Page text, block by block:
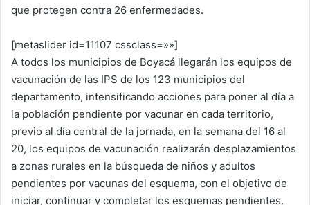
que protegen contra 26 enfermedades.
[metaslider id=11107 cssclass=»»]
A todos los municipios de Boyacá llegarán los equipos de
vacunación de las IPS de los 123 municipios del
departamento, intensificando acciones para poner al día a
la población pendiente por vacunar en cada territorio,
previo al día central de la jornada, en la semana del 16 al
20, los equipos de vacunación realizarán desplazamientos
a zonas rurales en la búsqueda de niños y adultos
pendientes por vacunas del esquema, con el objetivo de
iniciar, continuar y completar los esquemas pendientes.